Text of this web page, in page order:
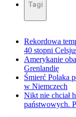
Tagi
Rekordowa
40 stopni
Amerykanie
Grenlandię
Śmierć Polaka
w Niemczech
Nikt nie chciał
państwowych.